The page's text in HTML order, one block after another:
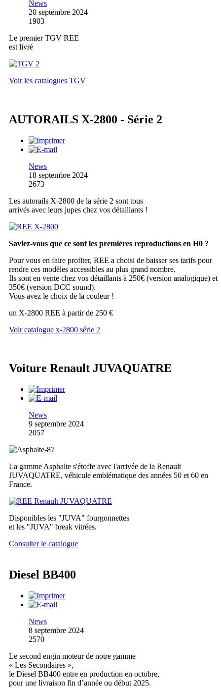
News
20 septembre 2024
1903
Le premier TGV REE
est livré
Voir les catalogues TGV
AUTORAILS X-2800 - Série 2
News
18 septembre 2024
2673
Les autorails X-2800 de la série 2 sont tous
arrivés avec leurs jupes chez vos détaillants !
Saviez-vous que ce sont les premières reproductions en H0 ?
Pour vous en faire profiter, REE a choisi de baisser ses tarifs pour
rendre ces modèles accessibles au plus grand nombre.
Ils sont en vente chez vos détaillants à 250€ (version analogique) et
350€ (version DCC sound).
Vous avez le choix de la couleur !
un X-2800 REE à partir de 250 €
Voir catalogue x-2800 série 2
Voiture Renault JUVAQUATRE
News
9 septembre 2024
2057
La gamme Asphalte s'étoffe avec l'arrivée de la Renault
JUVAQUATRE, véhicule emblématique des années 50 et 60 en
France.
Disponibles les "JUVA" fourgonnettes
et les "JUVA" break vitrées.
Consulter le catalogue
Diesel BB400
News
8 septembre 2024
2570
Le second engin moteur de notre gamme
« Les Secondaires »,
le Diesel BB400 entre en production en octobre,
pour une livraison fin d’année ou début 2025.